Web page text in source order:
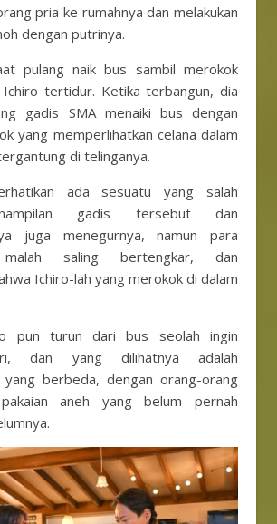
pria ke rumahnya dan melakukan
dengan putrinya.
pulang naik bus sambil merokok
tertidur. Ketika terbangun, dia
gadis SMA menaiki bus dengan
yang memperlihatkan celana dalam
di telinganya.
ada sesuatu yang salah
gadis tersebut dan
juga menegurnya, namun para
malah saling bertengkar, dan
Ichiro-lah yang merokok di dalam
pun turun dari bus seolah ingin
dan yang dilihatnya adalah
yang berbeda, dengan orang-orang
pakaian aneh yang belum pernah